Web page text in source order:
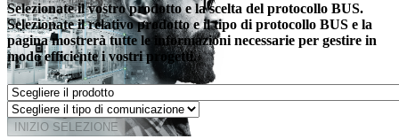
Selezionate il vostro prodotto e la scelta del protocollo BUS.
Selezionate il relativo prodotto e il tipo di protocollo BUS e la
pagina mostrerà tutte le informazioni necessarie per gestire in
modo efficiente i vostri progetti.
INIZIO SELEZIONE